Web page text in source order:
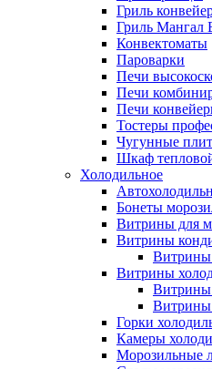
Гриль
Гриль Мангал
Конвектоматы
Пароварки
Печи
Печи
Печи
Тостеры
Чугунные
Шкаф
Холодильное
Бонеты
Витрины для
Витрины
Витрины
Витрины
Витрины
Витрины
Горки
Камеры
Морозильные